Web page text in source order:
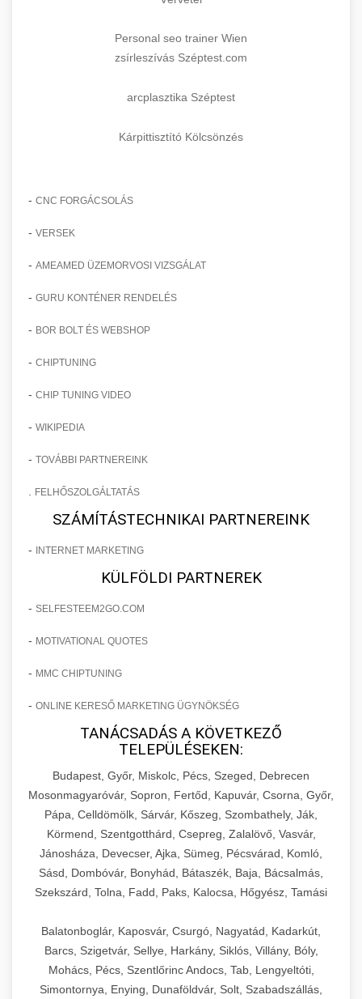
Personal seo trainer Wien
zsírleszívás Széptest.com
arcplasztika Széptest
Kárpittisztító Kölcsönzés
- CNC FORGÁCSOLÁS
- VERSEK
- AMEAMED ÜZEMORVOSI VIZSGÁLAT
- GURU KONTÉNER RENDELÉS
- BOR BOLT ÉS WEBSHOP
- CHIPTUNING
- CHIP TUNING VIDEO
- WIKIPEDIA
- TOVÁBBI PARTNEREINK
FELHŐSZOLGÁLTATÁS
SZÁMÍTÁSTECHNIKAI PARTNEREINK
- INTERNET MARKETING
KÜLFÖLDI PARTNEREK
- SELFESTEEM2GO.COM
- MOTIVATIONAL QUOTES
- MMC CHIPTUNING
- ONLINE KERESŐ MARKETING ÜGYNÖKSÉG
TANÁCSADÁS A KÖVETKEZŐ
TELEPÜLÉSEKEN:
Budapest, Győr, Miskolc, Pécs, Szeged, Debrecen
Mosonmagyaróvár, Sopron, Fertőd, Kapuvár, Csorna, Győr,
Pápa, Celldömölk, Sárvár, Kőszeg, Szombathely, Ják,
Körmend, Szentgotthárd, Csepreg, Zalalövő, Vasvár,
Jánosháza, Devecser, Ajka, Sümeg, Pécsvárad, Komló,
Sásd, Dombóvár, Bonyhád, Bátaszék, Baja, Bácsalmás,
Szekszárd, Tolna, Fadd, Paks, Kalocsa, Hőgyész, Tamási
Balatonboglár, Kaposvár, Csurgó, Nagyatád, Kadarkút,
Barcs, Szigetvár, Sellye, Harkány, Siklós, Villány, Bóly,
Mohács, Pécs, Szentlőrinc Andocs, Tab, Lengyeltóti,
Simontornya, Enying, Dunaföldvár, Solt, Szabadszállás,